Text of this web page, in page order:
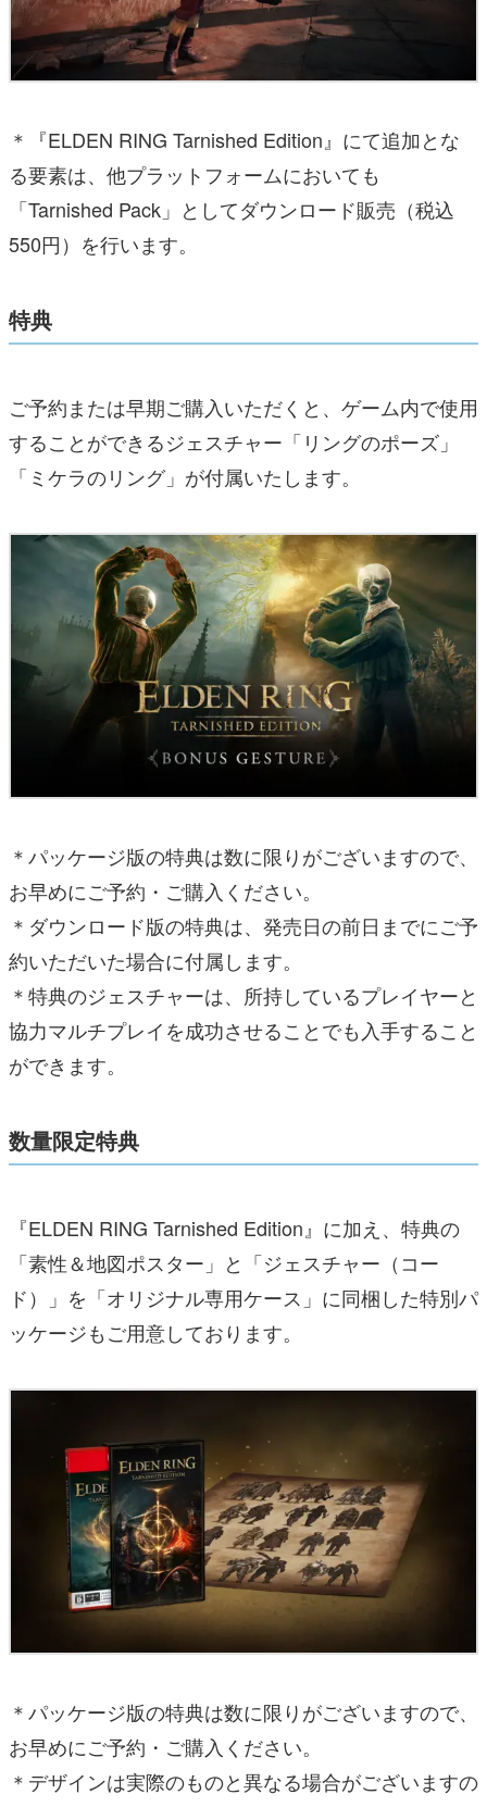
＊『ELDEN RING Tarnished Edition』にて追加とな
る要素は、他プラットフォームにおいても
「Tarnished Pack」としてダウンロード販売（税込
550円）を行います。
特典
ご予約または早期ご購入いただくと、ゲーム内で使用
することができるジェスチャー「リングのポーズ」
「ミケラのリング」が付属いたします。
＊パッケージ版の特典は数に限りがございますので、
お早めにご予約・ご購入ください。
＊ダウンロード版の特典は、発売日の前日までにご予
約いただいた場合に付属します。
＊特典のジェスチャーは、所持しているプレイヤーと
協力マルチプレイを成功させることでも入手すること
ができます。
数量限定特典
『ELDEN RING Tarnished Edition』に加え、特典の
「素性＆地図ポスター」と「ジェスチャー（コー
ド）」を「オリジナル専用ケース」に同梱した特別パ
ッケージもご用意しております。
＊パッケージ版の特典は数に限りがございますので、
お早めにご予約・ご購入ください。
＊デザインは実際のものと異なる場合がございますの